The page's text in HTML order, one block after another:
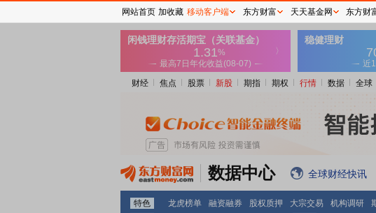
财经 焦点 股票 新股 期指 期权 行情 数据 全球
数据中心 全球财经快讯
特色 龙虎榜单 融资融券 股权质押 大宗交易 机构调研
网站首页 加收藏 移动客户端 东方财富 天天基金网 东方财